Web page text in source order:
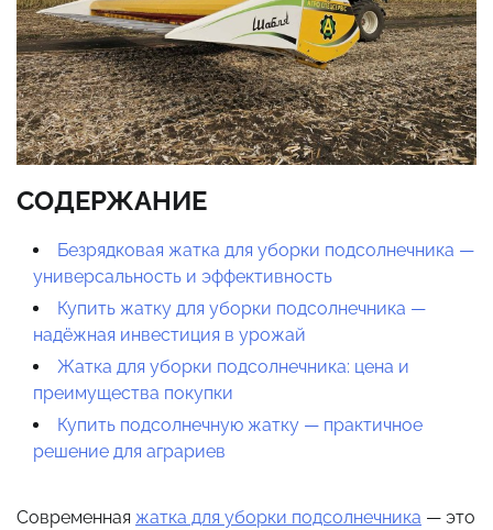
СОДЕРЖАНИЕ
Безрядковая жатка для уборки подсолнечника —
универсальность и эффективность
Купить жатку для уборки подсолнечника —
надёжная инвестиция в урожай
Жатка для уборки подсолнечника: цена и
преимущества покупки
Купить подсолнечную жатку — практичное
решение для аграриев
Современная жатка для уборки подсолнечника — это